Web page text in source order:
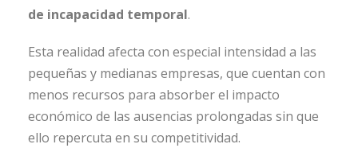
de incapacidad temporal.
Esta realidad afecta con especial intensidad a las
pequeñas y medianas empresas, que cuentan con
menos recursos para absorber el impacto
económico de las ausencias prolongadas sin que
ello repercuta en su competitividad.